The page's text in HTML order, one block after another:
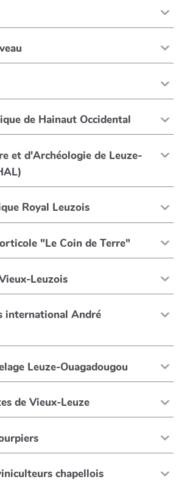
de Hainaut Occidental
et d'Archéologie de Leuze-
Royal Leuzois
"Le Coin de Terre"
Leuzois
international André
Leuze-Ouagadougou
de Vieux-Leuze
chapellois